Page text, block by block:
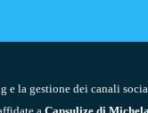
e la gestione dei canali